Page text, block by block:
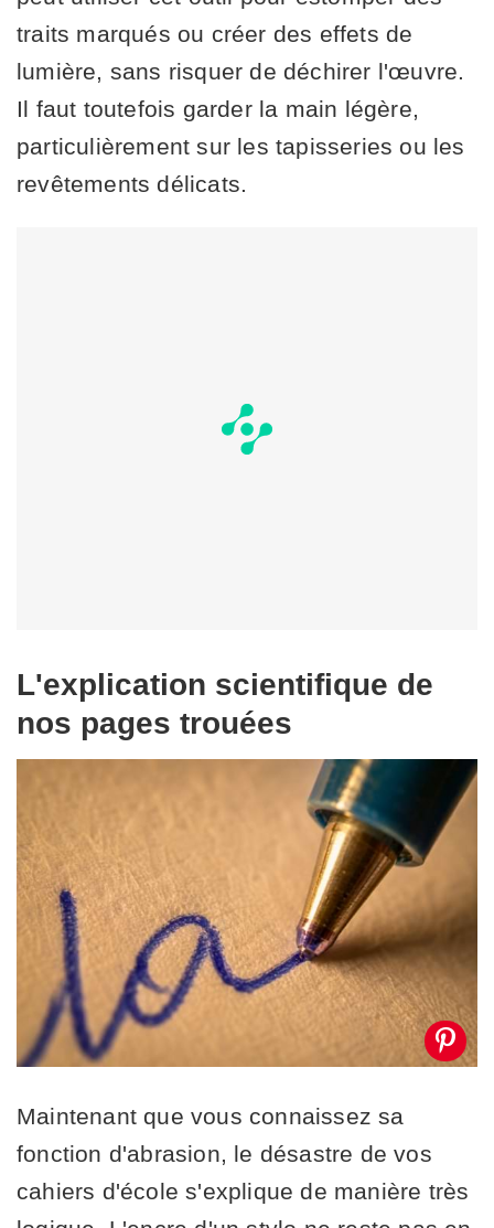
traits marqués ou créer des effets de
lumière, sans risquer de déchirer l'œuvre.
Il faut toutefois garder la main légère,
particulièrement sur les tapisseries ou les
revêtements délicats.
L'explication scientifique de
nos pages trouées
Maintenant que vous connaissez sa
fonction d'abrasion, le désastre de vos
cahiers d'école s'explique de manière très